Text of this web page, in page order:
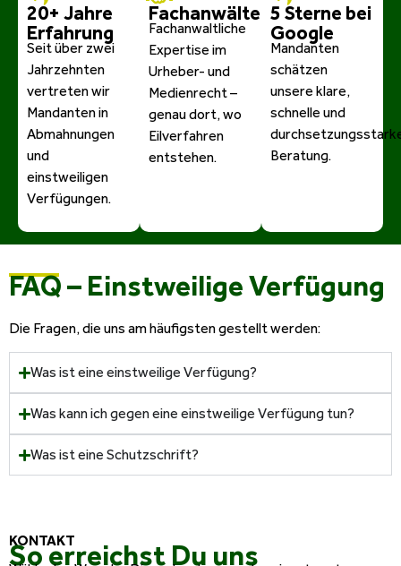
20+ Jahre
Erfahrung
Seit über zwei
Jahrzehnten
vertreten wir
Mandanten in
Abmahnungen
und
einstweiligen
Verfügungen.
Fachanwälte
Fachanwaltliche
Expertise im
Urheber- und
Medienrecht –
genau dort, wo
Eilverfahren
entstehen.
5 Sterne bei
Google
Mandanten
schätzen
unsere klare,
schnelle und
Beratung.
FAQ – Einstweilige Verfügung
Die Fragen, die uns am häufigsten gestellt werden:
Was ist eine einstweilige Verfügung?
Was kann ich gegen eine einstweilige Verfügung tun?
Was ist eine Schutzschrift?
KONTAKT
So erreichst Du uns